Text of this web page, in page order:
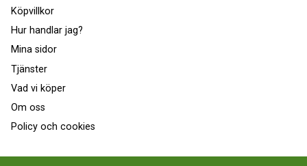
Köpvillkor
Hur handlar jag?
Mina sidor
Tjänster
Vad vi köper
Om oss
Policy och cookies